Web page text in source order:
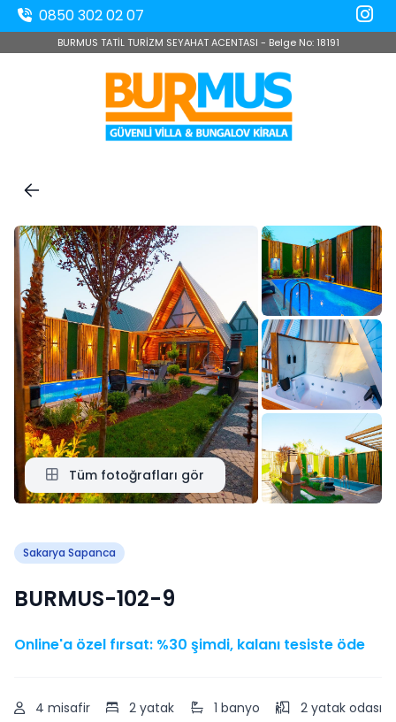
0850 302 02 07
BURMUS TATİL TURİZM SEYAHAT ACENTASI - Belge No: 18191
Tüm fotoğrafları gör
Sakarya Sapanca
BURMUS-102-9
Online'a özel fırsat: %30 şimdi, kalanı tesiste öde
4 misafir 2 yatak 1 banyo
2 yatak odası